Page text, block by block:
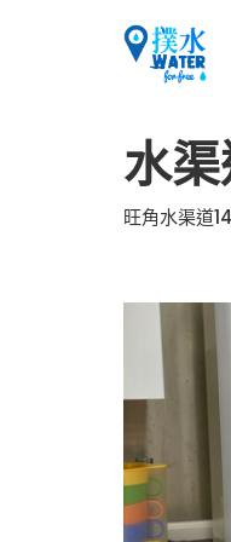
水
旺角水渠道